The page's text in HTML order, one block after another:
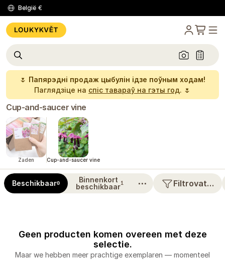
België €
🌷 Папярэдні продаж цыбулін ідзе поўным ходам!
Паглядзіце на спіс тавараў на гэты год. 🌷
Cup-and-saucer vine
Zaden Cup-and-saucer vine
Beschikbaar0
Binnenkort
beschikbaar1 ⋯ Filtrovat…
Geen producten komen overeen met deze
selectie.
Maar we hebben meer prachtige exemplaren — momenteel